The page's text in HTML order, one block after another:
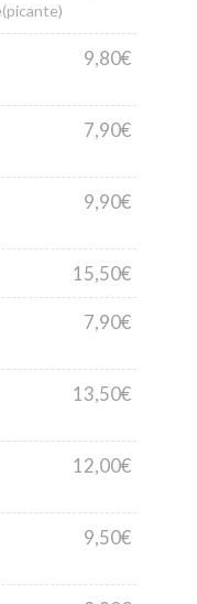
9,80€
7,90€
9,90€
15,50€
7,90€
13,50€
12,00€
9,50€